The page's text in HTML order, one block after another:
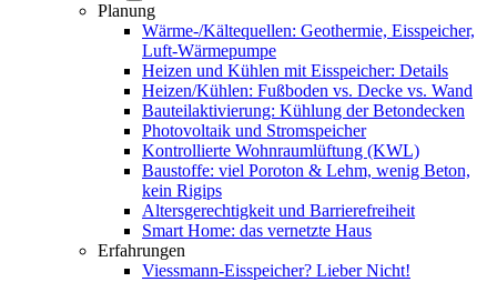
Planung
Wärme-/Kältequellen: Geothermie, Eisspeicher,
Luft-Wärmepumpe
Heizen und Kühlen mit Eisspeicher: Details
Heizen/Kühlen: Fußboden vs. Decke vs. Wand
Bauteilaktivierung: Kühlung der Betondecken
Photovoltaik und Stromspeicher
Kontrollierte Wohnraumlüftung (KWL)
Baustoffe: viel Poroton & Lehm, wenig Beton,
kein Rigips
Altersgerechtigkeit und Barrierefreiheit
Smart Home: das vernetzte Haus
Erfahrungen
Viessmann-Eisspeicher? Lieber Nicht!